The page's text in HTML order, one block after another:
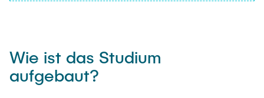
Wie ist das Studium
aufgebaut?